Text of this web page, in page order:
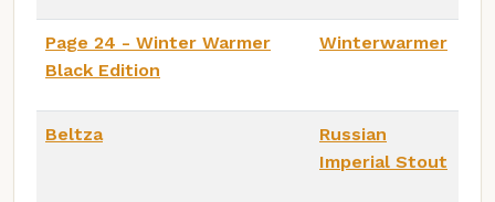
Page 24 - Winter Warmer
Black Edition
Winterwarmer
Beltza
Russian
Imperial Stout